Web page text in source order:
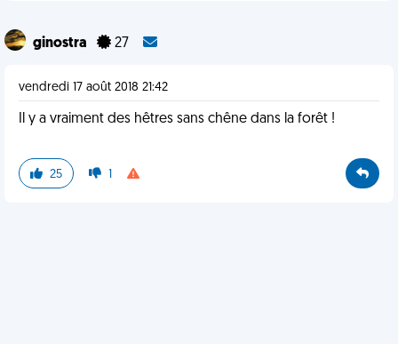
ginostra 27
vendredi 17 août 2018 21:42
Il y a vraiment des hêtres sans chêne dans la forêt !
25 1